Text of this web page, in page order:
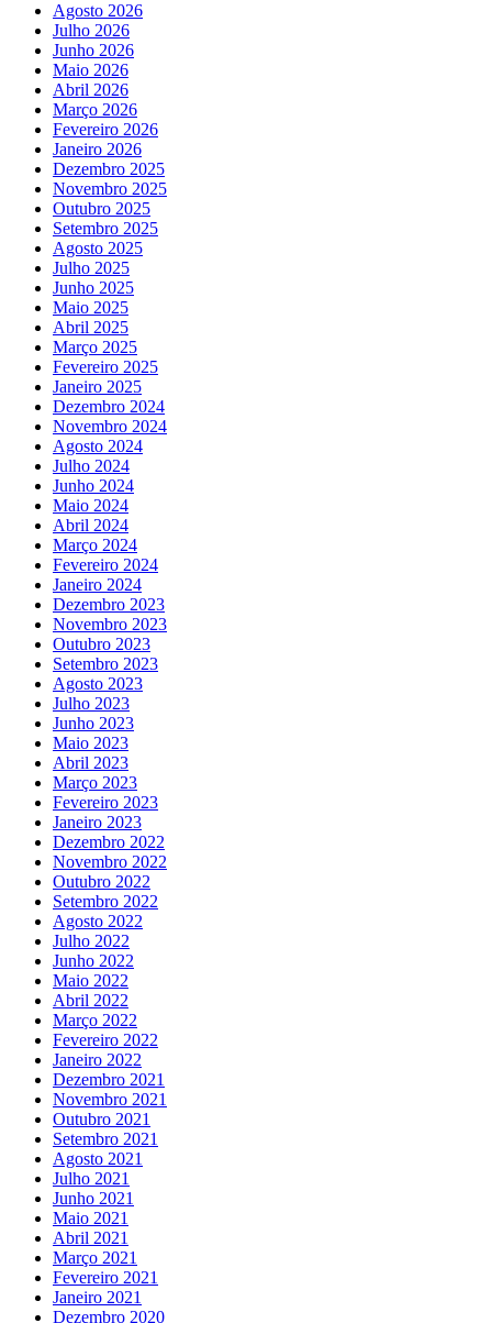
Agosto 2026
Julho 2026
Junho 2026
Maio 2026
Abril 2026
Março 2026
Fevereiro 2026
Janeiro 2026
Dezembro 2025
Novembro 2025
Outubro 2025
Setembro 2025
Agosto 2025
Julho 2025
Junho 2025
Maio 2025
Abril 2025
Março 2025
Fevereiro 2025
Janeiro 2025
Dezembro 2024
Novembro 2024
Agosto 2024
Julho 2024
Junho 2024
Maio 2024
Abril 2024
Março 2024
Fevereiro 2024
Janeiro 2024
Dezembro 2023
Novembro 2023
Outubro 2023
Setembro 2023
Agosto 2023
Julho 2023
Junho 2023
Maio 2023
Abril 2023
Março 2023
Fevereiro 2023
Janeiro 2023
Dezembro 2022
Novembro 2022
Outubro 2022
Setembro 2022
Agosto 2022
Julho 2022
Junho 2022
Maio 2022
Abril 2022
Março 2022
Fevereiro 2022
Janeiro 2022
Dezembro 2021
Novembro 2021
Outubro 2021
Setembro 2021
Agosto 2021
Julho 2021
Junho 2021
Maio 2021
Abril 2021
Março 2021
Fevereiro 2021
Janeiro 2021
Dezembro 2020